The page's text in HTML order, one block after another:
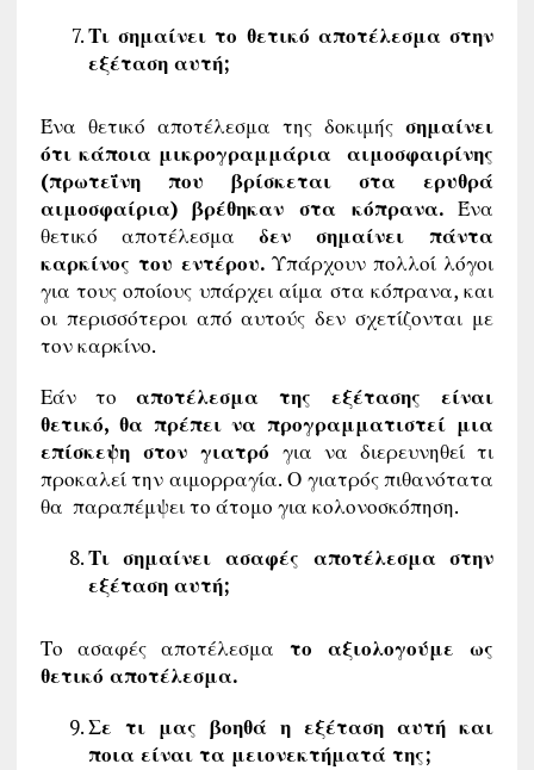
Τι σημαίνει το θετικό αποτέλεσμα στην
εξέταση αυτή;
Ένα θετικό αποτέλεσμα της δοκιμήςσημαίνει
ότι κάποια μικρογραμμάρια αιμοσφαιρίνης
(πρωτεΐνη που βρίσκεται στα ερυθρά
αιμοσφαίρια) βρέθηκαν στα κόπρανα. Ένα
θετικό αποτέλεσμα δεν σημαίνει πάντα
καρκίνος του εντέρου.Υπάρχουν πολλοί λόγοι
για τους οποίους υπάρχει αίμα στα κόπρανα, και
οι περισσότεροι από αυτούς δεν σχετίζονται με
τον καρκίνο.
Εάν το αποτέλεσμα της εξέτασης είναι
θετικό, θα πρέπει να προγραμματιστεί μια
επίσκεψη στον γιατρό για να διερευνηθεί τι
προκαλεί την αιμορραγία. Ο γιατρός πιθανότατα
θα παραπέμψει το άτομο για κολονοσκόπηση.
Τι σημαίνει ασαφές αποτέλεσμα στην
εξέταση αυτή;
Το ασαφές αποτέλεσμα το αξιολογούμε ως
θετικό αποτέλεσμα.
Σε τι μας βοηθά η εξέταση αυτή και
ποια είναι τα μειονεκτήματά της;